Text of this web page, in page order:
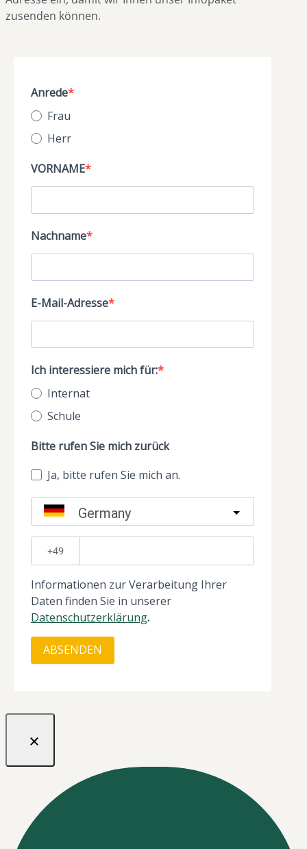
zusenden können.
Anrede
Frau
Herr
VORNAME
Nachname
E-Mail-Adresse
Ich interessiere mich für:
Internat
Schule
Bitte rufen Sie mich zurück
Ja, bitte rufen Sie mich an.
Germany
Informationen zur Verarbeitung Ihrer
Daten finden Sie in unserer
Datenschutzerklärung.
ABSENDEN